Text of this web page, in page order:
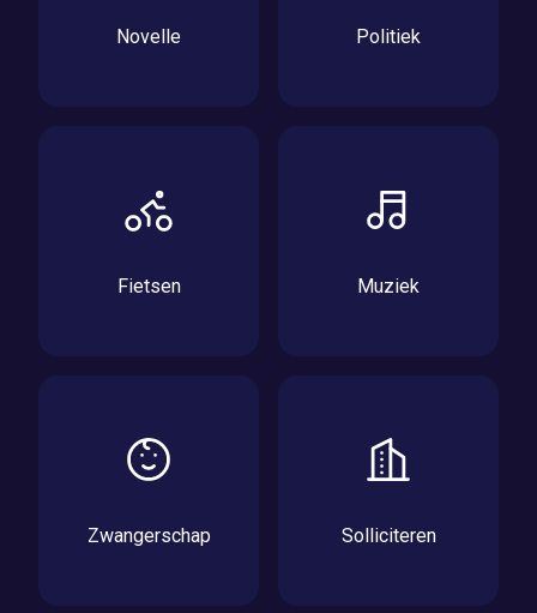
Novelle Politiek
Fietsen Muziek
Zwangerschap Solliciteren